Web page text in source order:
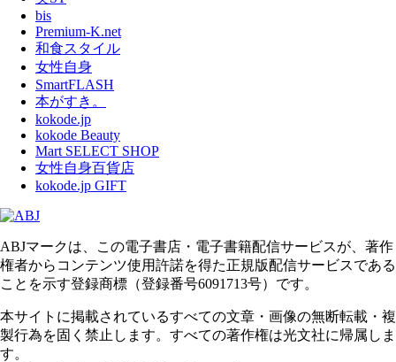
bis
Premium-K.net
和食スタイル
女性自身
SmartFLASH
本がすき。
kokode.jp
kokode Beauty
Mart SELECT SHOP
女性自身百貨店
kokode.jp GIFT
ABJマークは、この電子書店・電子書籍配信サービスが、著作
権者からコンテンツ使用許諾を得た正規版配信サービスである
ことを示す登録商標（登録番号6091713号）です。
本サイトに掲載されているすべての文章・画像の無断転載・複
製行為を固く禁止します。すべての著作権は光文社に帰属しま
す。